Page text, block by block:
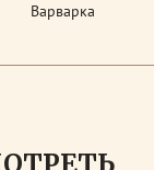
Варварка